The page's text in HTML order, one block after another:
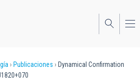
Publicaciones
Dynamical Confirmation